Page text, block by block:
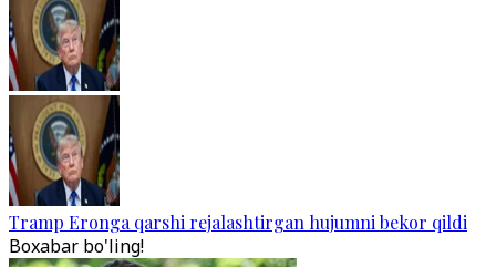
Tramp Eronga qarshi rejalashtirgan hujumni bekor qildi
Boxabar bo'ling!